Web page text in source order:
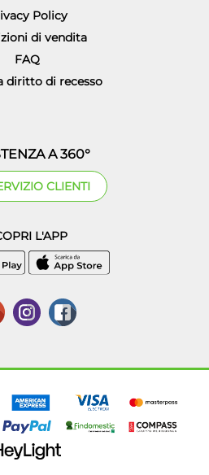
Policy
di vendita
FAQ
diritto di recesso
A 360°
CLIENTI
L'APP